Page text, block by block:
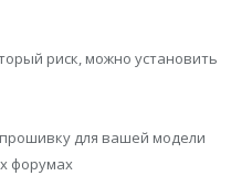
риск, можно установить
для вашей модели
форумах